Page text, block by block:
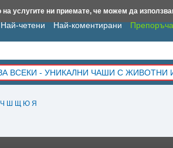
Ч Ш Щ Ю Я
Най-четени Най-коментирани
ВСЕКИ - УНИКАЛНИ ЧАШИ С
услугите ни приемате, че можем да